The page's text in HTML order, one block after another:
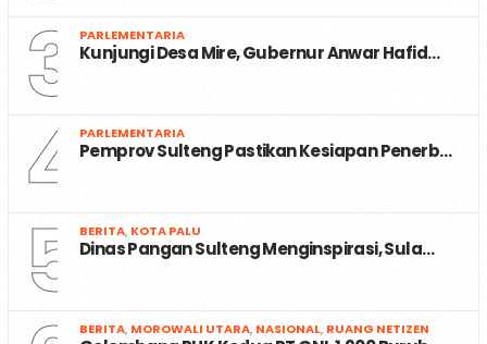
3 PARLEMENTARIA
Kunjungi Desa Mire, Gubernur Anwar Hafid…
4 PARLEMENTARIA
Pemprov Sulteng Pastikan Kesiapan Penerb…
5 BERITA, KOTA PALU
Dinas Pangan Sulteng Menginspirasi, Sula…
BERITA, MOROWALI UTARA, NASIONAL, RUANG NETIZEN